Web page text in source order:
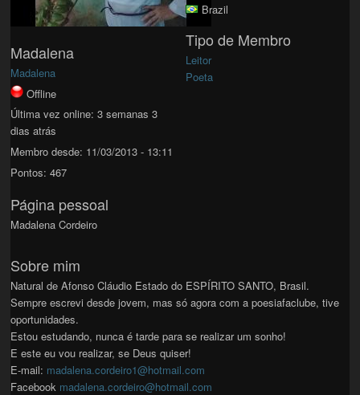
Madalena
Madalena
Offline
Última vez online: 3 semanas 3
dias atrás
Membro desde: 11/03/2013 - 13:11
Pontos: 467
Brazil
Tipo de Membro
Leitor
Poeta
Página pessoal
Madalena Cordeiro
Sobre mim
Natural de Afonso Cláudio Estado do ESPÍRITO SANTO, Brasil.
Sempre escrevi desde jovem, mas só agora com a poesiafaclube, tive
oportunidades.
Estou estudando, nunca é tarde para se realizar um sonho!
E este eu vou realizar, se Deus quiser!
E-mail: madalena.cordeiro1@hotmail.com
Facebook madalena.cordeiro@hotmail.com